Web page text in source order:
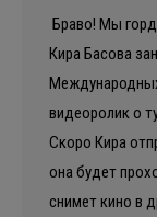
Браво! Мы
Кира Басова
видеоролик о
Скоро Кира
она будет
снимет кино в